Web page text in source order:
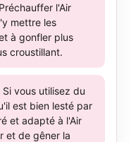
l'Air
mettre les
à gonfler plus
croustillant.
vous utilisez du
est bien lesté par
et adapté à l'Air
et de gêner la